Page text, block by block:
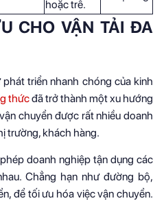
hoặc trễ.
CHO VẬN TẢI ĐA
triển nhanh chóng của kinh
thứcđã trở thành một xu hướng
chuyển được rất nhiều doanh
trường, khách hàng.
doanh nghiệp tận dụng các
Chẳng hạn như đường bộ,
để tối ưu hóa việc vận chuyển.